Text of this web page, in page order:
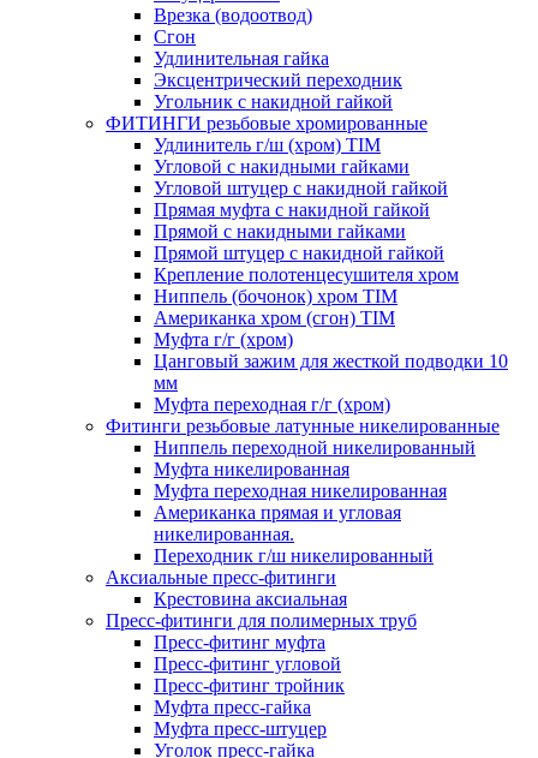
Врезка (водоотвод)
Сгон
Удлинительная гайка
Эксцентрический переходник
Угольник с накидной гайкой
ФИТИНГИ резьбовые хромированные
Удлинитель г/ш (хром) TIM
Угловой с накидными гайками
Угловой штуцер с накидной гайкой
Прямая муфта с накидной гайкой
Прямой с накидными гайками
Прямой штуцер с накидной гайкой
Крепление полотенцесушителя хром
Ниппель (бочонок) хром TIM
Американка хром (сгон) TIM
Муфта г/г (хром)
Цанговый зажим для жесткой подводки 10
мм
Муфта переходная г/г (хром)
Фитинги резьбовые латунные никелированные
Ниппель переходной никелированный
Муфта никелированная
Муфта переходная никелированная
Американка прямая и угловая
никелированная.
Переходник г/ш никелированный
Аксиальные пресс-фитинги
Крестовина аксиальная
Пресс-фитинги для полимерных труб
Пресс-фитинг муфта
Пресс-фитинг угловой
Пресс-фитинг тройник
Муфта пресс-гайка
Муфта пресс-штуцер
Уголок пресс-гайка